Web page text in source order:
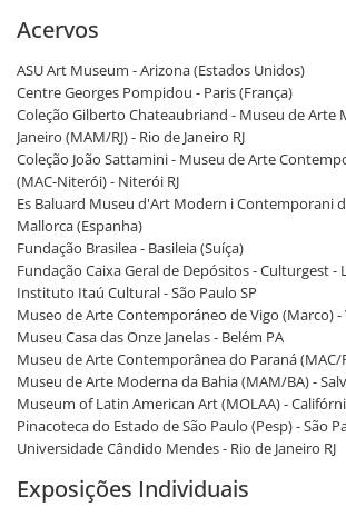
Acervos
ASU Art Museum - Arizona (Estados Unidos)
Centre Georges Pompidou - Paris (França)
Coleção Gilberto Chateaubriand - Museu de Arte
Janeiro (MAM/RJ) - Rio de Janeiro RJ
Coleção João Sattamini - Museu de Arte
(MAC-Niterói) - Niterói RJ
Es Baluard Museu d'Art Modern i Contemporani
Mallorca (Espanha)
Fundação Brasilea - Basileia (Suíça)
Fundação Caixa Geral de Depósitos - Culturgest -
Instituto Itaú Cultural - São Paulo SP
Museo de Arte Contemporáneo de Vigo (Marco) -
Museu Casa das Onze Janelas - Belém PA
Museu de Arte Contemporânea do Paraná (MAC/
Museu de Arte Moderna da Bahia (MAM/BA) -
Museum of Latin American Art (MOLAA) -
Pinacoteca do Estado de São Paulo (Pesp) - São
Universidade Cândido Mendes - Rio de Janeiro RJ
Exposições Individuais